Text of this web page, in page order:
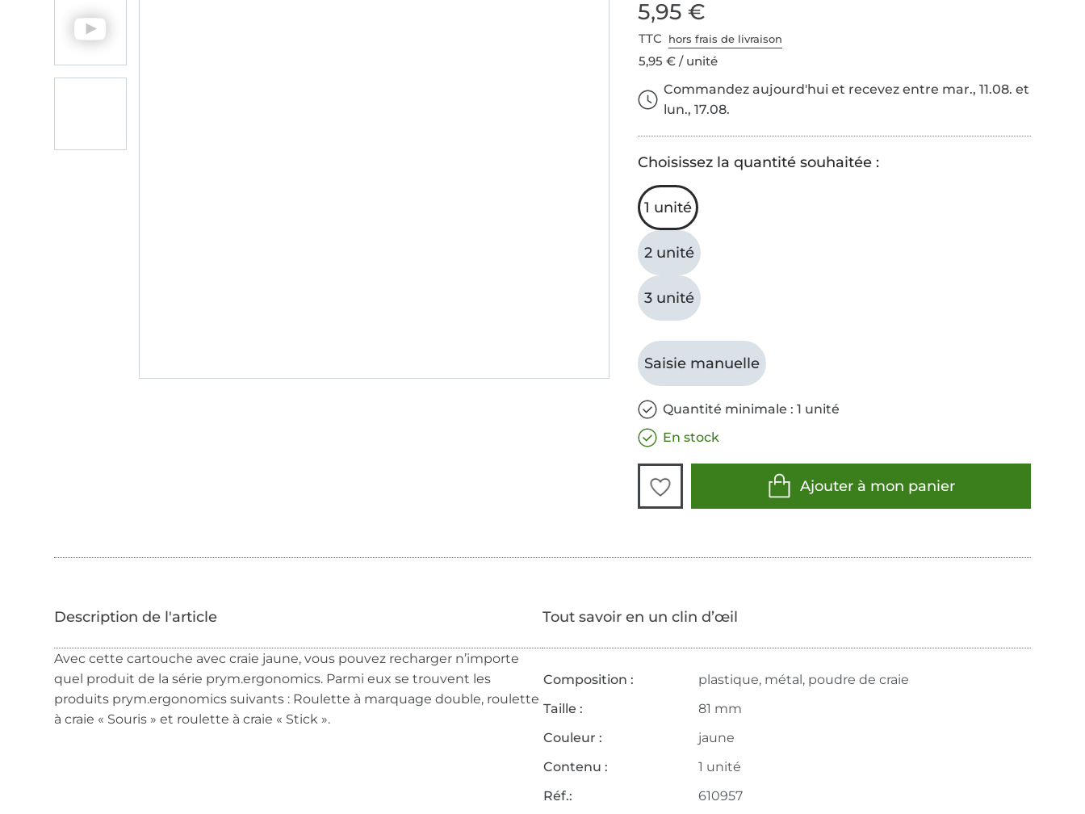
5,95 €
TTC hors frais de livraison
5,95 € / unité
Commandez aujourd'hui et recevez entre mar., 11.08. et
lun., 17.08.
Choisissez la quantité souhaitée :
1 unité
2 unité
3 unité
Saisie manuelle
Quantité minimale : 1 unité
En stock
Ajouter à mon panier
Avec cette cartouche avec craie jaune, vous pouvez recharger n’importe
quel produit de la série prym.ergonomics. Parmi eux se trouvent les
produits prym.ergonomics suivants : Roulette à marquage double, roulette
à craie « Souris » et roulette à craie « Stick ».
Tout savoir en un clin d’œil
Composition :
plastique, métal, poudre de craie
Taille :
81 mm
Couleur :
jaune
Contenu :
1 unité
Réf.:
610957